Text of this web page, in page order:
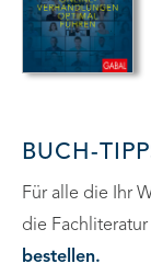
BUCH-
Für alle die Ihr
die Fachliteratur
bestellen.